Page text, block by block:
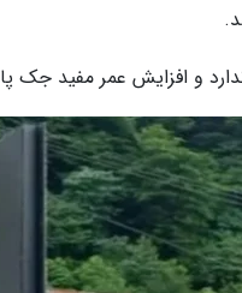
و افزایش عمر مفید جک